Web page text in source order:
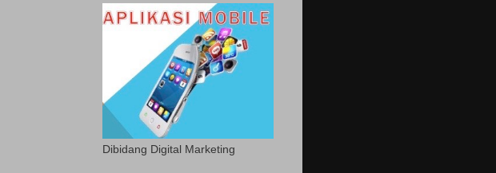
Dibidang Digital Marketing